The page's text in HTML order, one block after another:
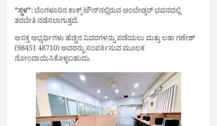
*ಸ್ಥಳ*: ಬೆಂಗಳೂರಿನ ಕಾಕ್ಸ್ ಟೌನ್‌ನಲ್ಲಿರುವ ಅಂಬೇಡ್ಕರ್ ಭವನದಲ್ಲಿ
ತರಬೇತಿ ನಡೆಸಲಾಗುತ್ತದೆ.
ಆಸಕ್ತ ಅಭ್ಯರ್ಥಿಗಳು ಹೆಚ್ಚಿನ ವಿವರಗಳನ್ನು ಪಡೆಯಲು ಮತ್ತು ಲತಾ ಗಣೇಶ್
(98451 48710) ಅವರನ್ನು ಸಂಪರ್ಕಿಸುವ ಮೂಲಕ
ನೋಂದಾಯಿಸಿಕೊಳ್ಳಬಹುದು.